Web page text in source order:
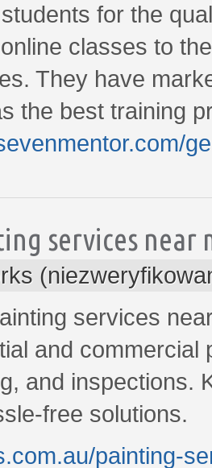
for the
classes to
They have
the best training
services near
services
and commercial
and inspections.
free solutions.
painting-